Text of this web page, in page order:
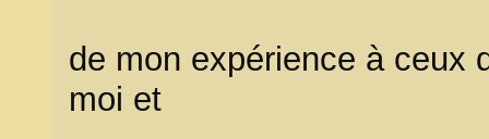
de mon expérience à ceux
moi et